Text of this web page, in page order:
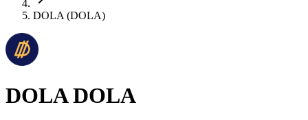
DOLA (DOLA)
DOLA DOLA